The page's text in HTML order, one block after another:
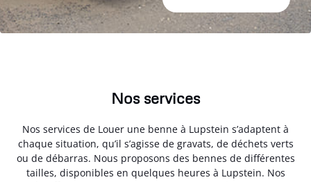
Nos services
Nos services de Louer une benne à Lupstein s’adaptent à
chaque situation, qu’il s’agisse de gravats, de déchets verts
ou de débarras. Nous proposons des bennes de différentes
tailles, disponibles en quelques heures à Lupstein. Nos